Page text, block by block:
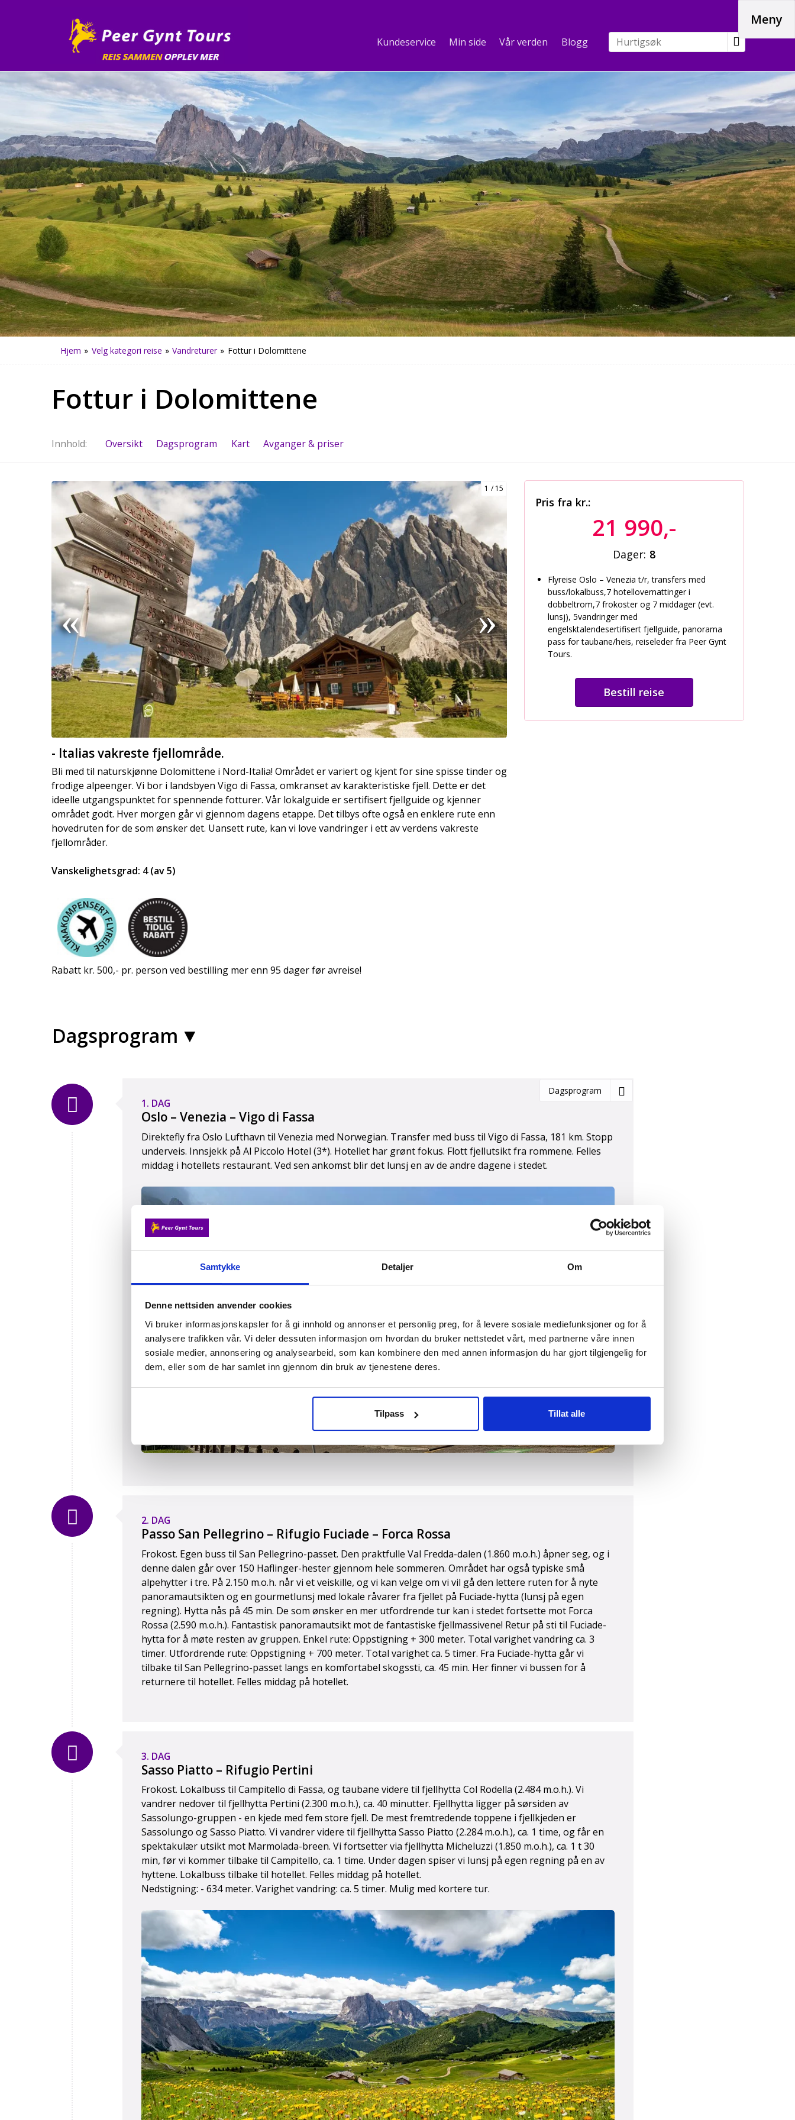
Samtykke Detaljer Om
Denne nettsiden anvender cookies
Vi bruker informasjonskapsler for å gi innhold og annonser et personlig preg, for å levere sosiale mediefunksjoner og for å
analysere trafikken vår. Vi deler dessuten informasjon om hvordan du bruker nettstedet vårt, med partnerne våre innen
sosiale medier, annonsering og analysearbeid, som kan kombinere den med annen informasjon du har gjort tilgjengelig for
dem, eller som de har samlet inn gjennom din bruk av tjenestene deres.
Tilpass Tillat alle
Kundeservice Min side Vår verden Blogg
Hjem » Velg kategori reise » Vandreturer » Fottur i Dolomittene
Fottur i Dolomittene
Innhold Oversikt Dagsprogram Kart Avganger & priser
1 15
- Italias vakreste fjellområde.
Bli med til naturskjønne Dolomittene i Nord-Italia! Området er variert og kjent for sine spisse tinder og
frodige alpeenger. Vi bor i landsbyen Vigo di Fassa, omkranset av karakteristiske fjell. Dette er det
ideelle utgangspunktet for spennende fotturer. Vår lokalguide er sertifisert fjellguide og kjenner
området godt. Hver morgen går vi gjennom dagens etappe. Det tilbys ofte også en enklere rute enn
hovedruten for de som ønsker det. Uansett rute, kan vi love vandringer i ett av verdens vakreste
fjellområder.
Vanskelighetsgrad: 4 (av 5)
Rabatt kr. 500,- pr. person ved bestilling mer enn 95 dager før avreise!
Pris fra kr.:
21 990,-
Dager: 8
Flyreise Oslo – Venezia t/r, transfers med
buss/lokalbuss,7 hotellovernattinger i
dobbeltrom,7 frokoster og 7 middager (evt.
lunsj), 5vandringer med
engelsktalendesertifisert fjellguide, panorama
pass for taubane/heis, reiseleder fra Peer Gynt
Tours.
Bestill reise
Dagsprogram
Dagsprogram
1. DAG
Oslo – Venezia – Vigo di Fassa
Direktefly fra Oslo Lufthavn til Venezia med Norwegian. Transfer med buss til Vigo di Fassa, 181 km. Stopp
underveis. Innsjekk på Al Piccolo Hotel (3*). Hotellet har grønt fokus. Flott fjellutsikt fra rommene. Felles
middag i hotellets restaurant. Ved sen ankomst blir det lunsj en av de andre dagene i stedet.
Al Piccolo Hotel
2. DAG
Passo San Pellegrino – Rifugio Fuciade – Forca Rossa
Frokost. Egen buss til San Pellegrino-passet. Den praktfulle Val Fredda-dalen (1.860 m.o.h.) åpner seg, og i
denne dalen går over 150 Haflinger-hester gjennom hele sommeren. Området har også typiske små
alpehytter i tre. På 2.150 m.o.h. når vi et veiskille, og vi kan velge om vi vil gå den lettere ruten for å nyte
panoramautsikten og en gourmetlunsj med lokale råvarer fra fjellet på Fuciade-hytta (lunsj på egen
regning). Hytta nås på 45 min. De som ønsker en mer utfordrende tur kan i stedet fortsette mot Forca
Rossa (2.590 m.o.h.). Fantastisk panoramautsikt mot de fantastiske fjellmassivene! Retur på sti til Fuciade-
hytta for å møte resten av gruppen. Enkel rute: Oppstigning + 300 meter. Total varighet vandring ca. 3
timer. Utfordrende rute: Oppstigning + 700 meter. Total varighet ca. 5 timer. Fra Fuciade-hytta går vi
tilbake til San Pellegrino-passet langs en komfortabel skogssti, ca. 45 min. Her finner vi bussen for å
returnere til hotellet. Felles middag på hotellet.
3. DAG
Sasso Piatto – Rifugio Pertini
Frokost. Lokalbuss til Campitello di Fassa, og taubane videre til fjellhytta Col Rodella (2.484 m.o.h.). Vi
vandrer nedover til fjellhytta Pertini (2.300 m.o.h.), ca. 40 minutter. Fjellhytta ligger på sørsiden av
Sassolungo-gruppen - en kjede med fem store fjell. De mest fremtredende toppene i fjellkjeden er
Sassolungo og Sasso Piatto. Vi vandrer videre til fjellhytta Sasso Piatto (2.284 m.o.h.), ca. 1 time, og får en
spektakulær utsikt mot Marmolada-breen. Vi fortsetter via fjellhytta Micheluzzi (1.850 m.o.h.), ca. 1 t 30
min, før vi kommer tilbake til Campitello, ca. 1 time. Under dagen spiser vi lunsj på egen regning på en av
hyttene. Lokalbuss tilbake til hotellet. Felles middag på hotellet.
Nedstigning: - 634 meter. Varighet vandring: ca. 5 timer. Mulig med kortere tur.
Meny